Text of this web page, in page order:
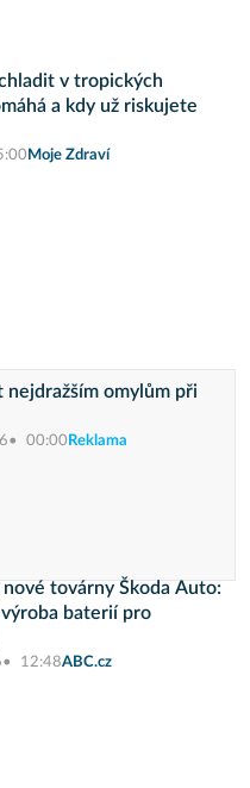
v tropických
a kdy už riskujete
Moje Zdraví
nejdražším omylům při
00:00 Reklama
továrny Škoda Auto:
baterií pro
12:48ABC.cz